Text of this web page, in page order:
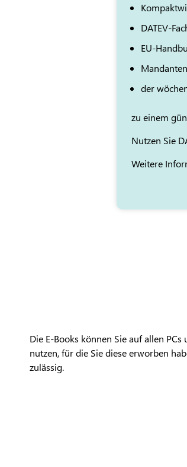
DATEV-
EU-
der
zu einem
Nutzen Sie
Weitere
Die E-Books können Sie auf allen
nutzen, für die Sie diese erworben
zulässig.